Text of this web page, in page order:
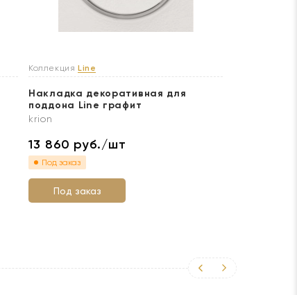
Коллекция Line
Накладка декоративная для
поддона Line графит
krion
13 860 руб./шт
Под заказ
Под заказ